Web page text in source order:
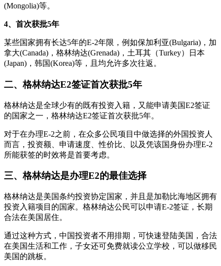
(Mongolia)等。
4、首次获批5年
某些国家拥有长达5年的E-2年限，例如保加利亚(Bulgaria)，加
拿大(Canada)，格林纳达(Grenada)，土耳其（Turkey）日本
(Japan)，韩国(Korea)等，且均允许多次往返。
二、格林纳达E2签证首次获批5年
格林纳达是全球少有的既有投资入籍，又能申请美国E2签证
的国家之一，格林纳达E2签证首次获批5年。
对于在办理E-2之前，在众多公民项目中做选择的外国投资人
而言，投资额、申请速度、性价比、以及凭该国身份办理E-2
所能获签的时效将是首要考虑。
三、格林纳达是办理E2的最佳选择
格林纳达是美国条约投资协定国家，并且是加勒比海地区拥有
投资入籍项目的国家。格林纳达公民可以申请E-2签证，长期
合法在美国居住。
通过这种方式，中国投资者不用排期，可快速登陆美国，合法
在美国生活和工作，子女还可免费就读公立学校，可以做移民
美国的跳板。